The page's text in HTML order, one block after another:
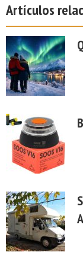
Artículos